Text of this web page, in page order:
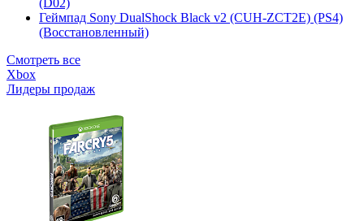
(D02)
Геймпад Sony DualShock Black v2 (CUH-ZCT2E) (PS4)
(Восстановленный)
Смотреть все
Xbox
Лидеры продаж